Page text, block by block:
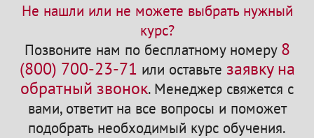
Не нашли или не можете выбрать нужный
курс?
Позвоните нам по бесплатному номеру 8
(800) 700-23-71 или оставьте заявку на
обратный звонок.Менеджер свяжется с
вами, ответит на все вопросы и поможет
подобрать необходимый курс обучения.